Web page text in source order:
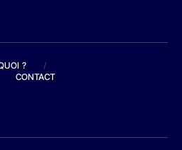
?
/
CONTACT